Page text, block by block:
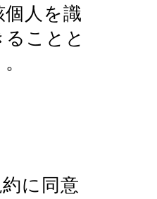
人を識
ことと
に同意